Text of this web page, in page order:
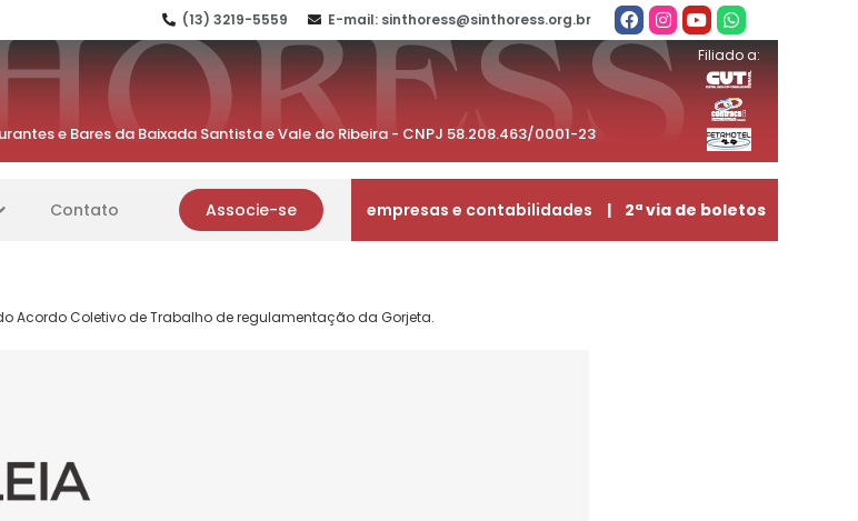
(13) 3219-5559 E-mail: sinthoress@sinthoress.org.br
e Bares da Baixada Santista e Vale do Ribeira - CNPJ 58.208.463/0001-23
Filiado a:
Contato Associe-se empresas e contabilidades | 2ª via de boletos
Acordo Coletivo de Trabalho de regulamentação da Gorjeta.